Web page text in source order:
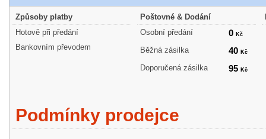
Způsoby platby
Hotově při předání
Bankovním převodem
Poštovné & Dodání
Osobní předání
0 Kč
Běžná zásilka 40 Kč
Doporučená zásilka 95 Kč
Podmínky prodejce